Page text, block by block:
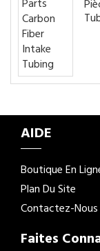
AIDE
Boutique En
Plan Du Site
Contactez-Nous
Faites